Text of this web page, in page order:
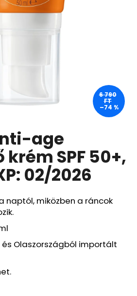
age
SPF 50+,
02/2026
naptól, miközben a ráncok
Olaszországból importált
6 790
FT
–74 %